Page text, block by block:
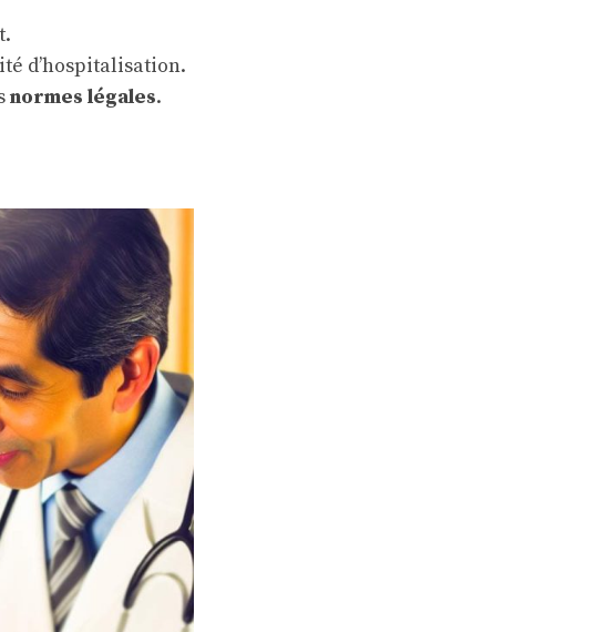
d’hospitalisation.
normes légales.